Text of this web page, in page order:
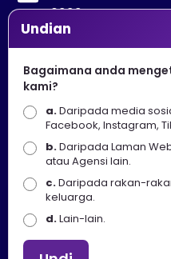
8000
+603
8891
7100
Penafian : Kerajaan
Pelancongan Seni dan
bertanggungjawab atas
disebabkan oleh
yang diperolehi dari portal ini.
Undian
Bagaimana anda
kami?
a.Daripada media
Facebook, Instagram,
b.Daripada Laman
atau Agensi lain.
c.Daripada rakan-
keluarga.
d.Lain-lain.
Apa Khabar! Selamat datang
Pelancongan, Seni dan Budaya